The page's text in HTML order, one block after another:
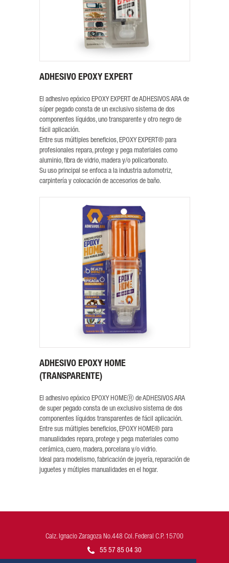
ADHESIVO EPOXY EXPERT
El adhesivo epóxico EPOXY EXPERT de ADHESIVOS ARA de
súper pegado consta de un exclusivo sistema de dos
componentes líquidos, uno transparente y otro negro de
fácil aplicación.
Entre sus múltiples beneficios, EPOXY EXPERT® para
profesionales repara, protege y pega materiales como
aluminio, fibra de vidrio, madera y/o policarbonato.
Su uso principal se enfoca a la industria automotriz,
carpintería y colocación de accesorios de baño.
ADHESIVO EPOXY HOME
(TRANSPARENTE)
El adhesivo epóxico EPOXY HOMEⓇ de ADHESIVOS ARA
de super pegado consta de un exclusivo sistema de dos
componentes líquidos transparentes de fácil aplicación.
Entre sus múltiples beneficios, EPOXY HOME® para
manualidades repara, protege y pega materiales como
cerámica, cuero, madera, porcelana y/o vidrio.
Ideal para modelismo, fabricación de joyería, reparación de
juguetes y mútiples manualidades en el hogar.
Calz. Ignacio Zaragoza No.448 Col. Federal C.P. 15700
55 57 85 04 30